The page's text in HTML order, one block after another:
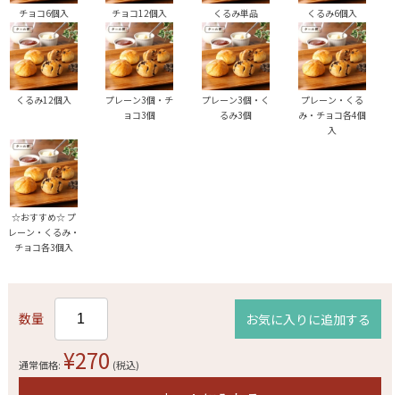
チョコ6個入 チョコ12個入 くるみ単品 くるみ6個入
くるみ12個入
プレーン3個・チ
ョコ3個
プレーン3個・く
るみ3個
プレーン・くる
み・チョコ各4個
入
☆おすすめ☆ プ
レーン・くるみ・
チョコ各3個入
数量 お気に入りに追加する
通常価格: ¥270 (税込)